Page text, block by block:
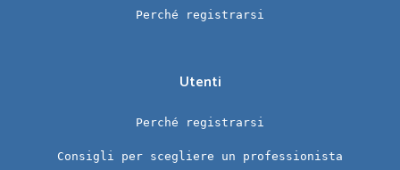
Perché registrarsi
Utenti
Perché registrarsi
Consigli per scegliere un professionista